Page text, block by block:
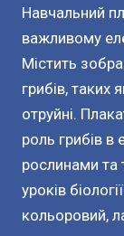
Навчальний
важливому
Містить
грибів, таких
отруйні.
роль грибів в
рослинами та
уроків
кольоровий,